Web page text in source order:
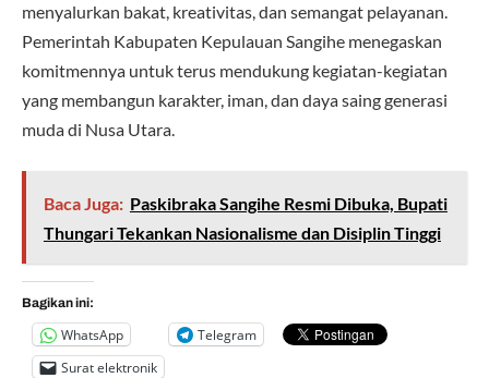
menyalurkan bakat, kreativitas, dan semangat pelayanan.
Pemerintah Kabupaten Kepulauan Sangihe menegaskan
komitmennya untuk terus mendukung kegiatan-kegiatan
yang membangun karakter, iman, dan daya saing generasi
muda di Nusa Utara.
Baca Juga: Paskibraka Sangihe Resmi Dibuka, Bupati
Thungari Tekankan Nasionalisme dan Disiplin Tinggi
Bagikan ini:
WhatsApp
Telegram
Surat elektronik